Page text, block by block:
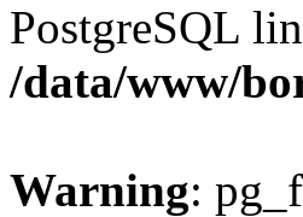
PostgreSQL
/data/www/
Warning: